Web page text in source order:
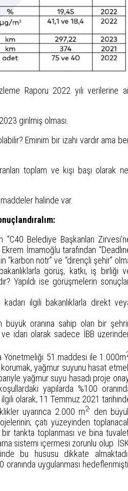
Raporu 2022 yılı verilerine
girilmiş olması.
Eminim bir izahı vardır ama
toplam ve kişi başı olarak
halinde var.
Belediye Başkanları
İmamoğlu tarafından
“karbon nötr” ve “dirençli şehir”
görüş, katkı, iş birliği
Yapıldı ise görüşmelerin
ilgili bakanlıklarla direkt
büyük oranına sahip olan bir
idari olarak sadece İBB
Yönetmeliği 51.maddesi ile 1.000m
yağmur suyunu hasat
yağmur suyu hasadı proje
yapılarda %100
olarak, 11 Temmuz 2021
uyarınca 2.000 m2’ den
çatı yüzeyinden
tankta toplanması ve bina
sistemi içermesi zorunlu olup
bu hususu dikkate
uygulanması